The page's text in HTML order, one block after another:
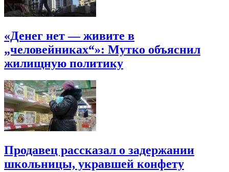
«Денег нет — живите в
„человейниках“»: Мутко объяснил
жилищную политику
Продавец рассказал о задержании
школьницы, укравшей конфету